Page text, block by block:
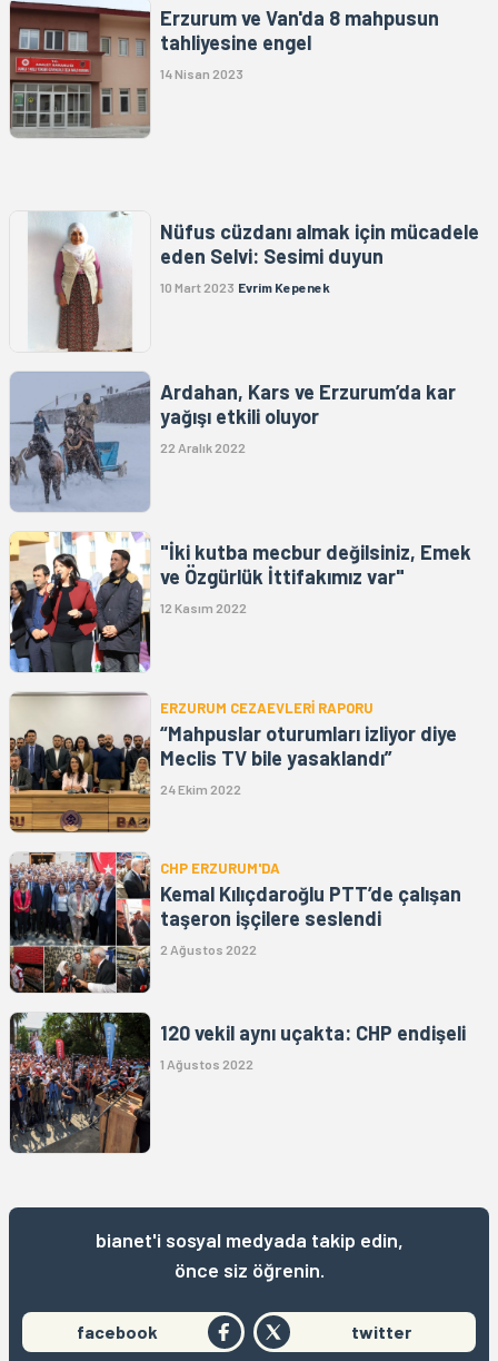
Erzurum ve Van'da 8 mahpusun
tahliyesine engel
14 Nisan 2023
Nüfus cüzdanı almak için mücadele
eden Selvi: Sesimi duyun
10 Mart 2023 Evrim Kepenek
Ardahan, Kars ve Erzurum’da kar
yağışı etkili oluyor
22 Aralık 2022
"İki kutba mecbur değilsiniz, Emek
ve Özgürlük İttifakımız var"
12 Kasım 2022
ERZURUM CEZAEVLERİ RAPORU
“Mahpuslar oturumları izliyor diye
Meclis TV bile yasaklandı”
24 Ekim 2022
CHP ERZURUM'DA
Kemal Kılıçdaroğlu PTT’de çalışan
taşeron işçilere seslendi
2 Ağustos 2022
120 vekil aynı uçakta: CHP endişeli
1 Ağustos 2022
bianet'i sosyal medyada takip edin,
önce siz öğrenin.
facebook twitter